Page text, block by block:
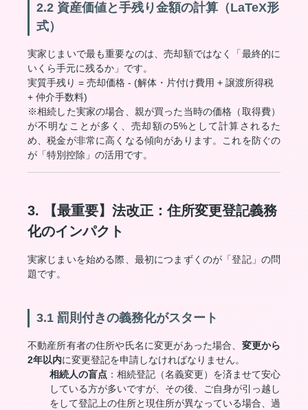
2.2 資産価値と手残り金額の計算（LaTeX形
式）
実家じまいで最も重要なのは、売却額ではなく「最終的に
いくら手元に残るか」です。
実質手残り = 売却価格 - (解体・片付け費用 + 譲渡所得税
+ 仲介手数料)
※相続した実家の場合、親が買った当時の価格（取得費）
が不明なことが多く、売却額の5%として計算されるた
め、税金が非常に高くなる傾向があります。これを防ぐの
が「特別控除」の活用です。
3. 【最重要】法改正：住所変更登記義務
化のインパクト
実家じまいを始める際、最初につまずくのが「登記」の問
題です。
3.1 罰則付きの義務化がスタート
不動産所有者の住所や氏名に変更があった場合、 変更から
2年以内に変更登記を申請しなければなりません。
相続人の盲点 ：相続登記（名義変更）を済ませて安心
している方が多いですが、その後、ご自身が引っ越し
をして登記上の住所と現住所が異なっている場合、過